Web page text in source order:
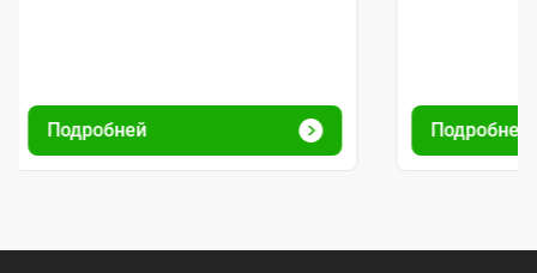
Подробней Подробней